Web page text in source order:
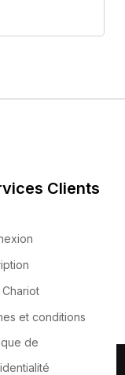
Clients
et conditions
de